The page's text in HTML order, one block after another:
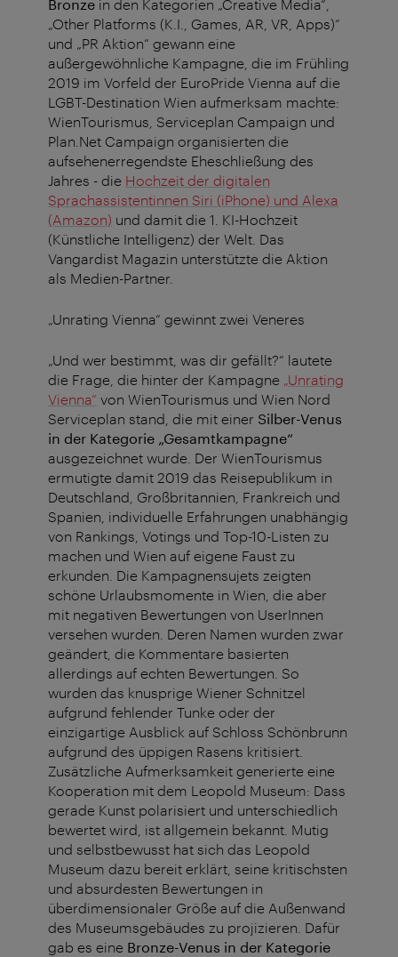
Bronze in den Kategorien „Creative Media“,
„Other Platforms (K.I., Games, AR, VR, Apps)“
und „PR Aktion“ gewann eine
außergewöhnliche Kampagne, die im Frühling
2019 im Vorfeld der EuroPride Vienna auf die
LGBT-Destination Wien aufmerksam machte:
WienTourismus, Serviceplan Campaign und
Plan.Net Campaign organisierten die
aufsehenerregendste Eheschließung des
Jahres - die Hochzeit der digitalen
Sprachassistentinnen Siri (iPhone) und Alexa
(Amazon) und damit die 1. KI-Hochzeit
(Künstliche Intelligenz) der Welt. Das
Vangardist Magazin unterstützte die Aktion
als Medien-Partner.
„Unrating Vienna“ gewinnt zwei Veneres
„Und wer bestimmt, was dir gefällt?“ lautete
die Frage, die hinter der Kampagne „Unrating
Vienna“ von WienTourismus und Wien Nord
Serviceplan stand, die mit einer Silber-Venus
in der Kategorie „Gesamtkampagne“
ausgezeichnet wurde. Der WienTourismus
ermutigte damit 2019 das Reisepublikum in
Deutschland, Großbritannien, Frankreich und
Spanien, individuelle Erfahrungen unabhängig
von Rankings, Votings und Top-10-Listen zu
machen und Wien auf eigene Faust zu
erkunden. Die Kampagnensujets zeigten
schöne Urlaubsmomente in Wien, die aber
mit negativen Bewertungen von UserInnen
versehen wurden. Deren Namen wurden zwar
geändert, die Kommentare basierten
allerdings auf echten Bewertungen. So
wurden das knusprige Wiener Schnitzel
aufgrund fehlender Tunke oder der
einzigartige Ausblick auf Schloss Schönbrunn
aufgrund des üppigen Rasens kritisiert.
Zusätzliche Aufmerksamkeit generierte eine
Kooperation mit dem Leopold Museum: Dass
gerade Kunst polarisiert und unterschiedlich
bewertet wird, ist allgemein bekannt. Mutig
und selbstbewusst hat sich das Leopold
Museum dazu bereit erklärt, seine kritischsten
und absurdesten Bewertungen in
überdimensionaler Größe auf die Außenwand
des Museumsgebäudes zu projizieren. Dafür
gab es eine Bronze-Venus in der Kategorie